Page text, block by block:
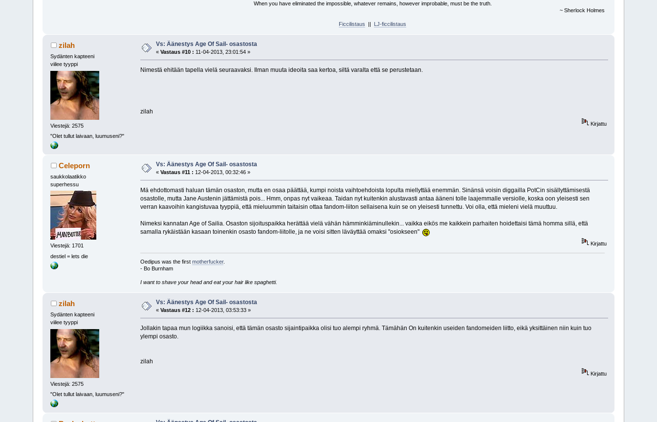
When you have eliminated the impossible, whatever remains, however improbable, must be the truth.
~ Sherlock Holmes
Ficcilistaus LJ-ficcilistaus
zilah
Sydänten kapteeni
viilee tyyppi
Viestejä: 2575
"Olet tullut laivaan, luumuseni?"
Vs: Äänestys Age Of Sail- osastosta
«Vastaus #10 : 11-04-2013, 23:01:54 »
Nimestä ehitään tapella vielä seuraavaksi. Ilman muuta ideoita saa kertoa, siltä varalta että se perustetaan.
zilah
Kirjattu
Celeporn
saukkolaatikko
superhessu
Viestejä: 1701
destiel = lets die
Vs: Äänestys Age Of Sail- osastosta
«Vastaus #11 : 12-04-2013, 00:32:46 »
Mä ehdottomasti haluan tämän osaston, mutta en osaa päättää, kumpi noista vaihtoehdoista lopulta miellyttää enemmän. Sinänsä voisin diggailla PotCin sisällyttämisestä
osastolle, mutta Jane Austenin jättämistä pois... Hmm, onpas nyt vaikeaa. Taidan nyt kuitenkin alustavasti antaa ääneni tolle laajemmalle versiolle, koska oon yleisesti sen
verran kaavoihin kangistuvaa tyyppiä, että mieluummin taitaisin ottaa fandom-liiton sellaisena kuin se on yleisesti tunnettu. Voi olla, että mieleni vielä muuttuu.
Nimeksi kannatan Age of Sailia. Osaston sijoituspaikka herättää vielä vähän hämminkiäminullekin... vaikka eikös me kaikkein parhaiten hoidettaisi tämä homma sillä, että
samalla rykäistään kasaan toinenkin osasto fandom-liitolle, ja ne voisi sitten läväyttää omaksi "osiokseen"
Kirjattu
Oedipus was the first motherfucker.
- Bo Burnham
I want to shave your head and eat your hair like spaghetti.
zilah
Sydänten kapteeni
viilee tyyppi
Viestejä: 2575
"Olet tullut laivaan, luumuseni?"
Vs: Äänestys Age Of Sail- osastosta
«Vastaus #12 : 12-04-2013, 03:53:33 »
Jollakin tapaa mun logiikka sanoisi, että tämän osasto sijaintipaikka olisi tuo alempi ryhmä. Tämähän On kuitenkin useiden fandomeiden liitto, eikä yksittäinen niin kuin tuo
ylempi osasto.
zilah
Kirjattu